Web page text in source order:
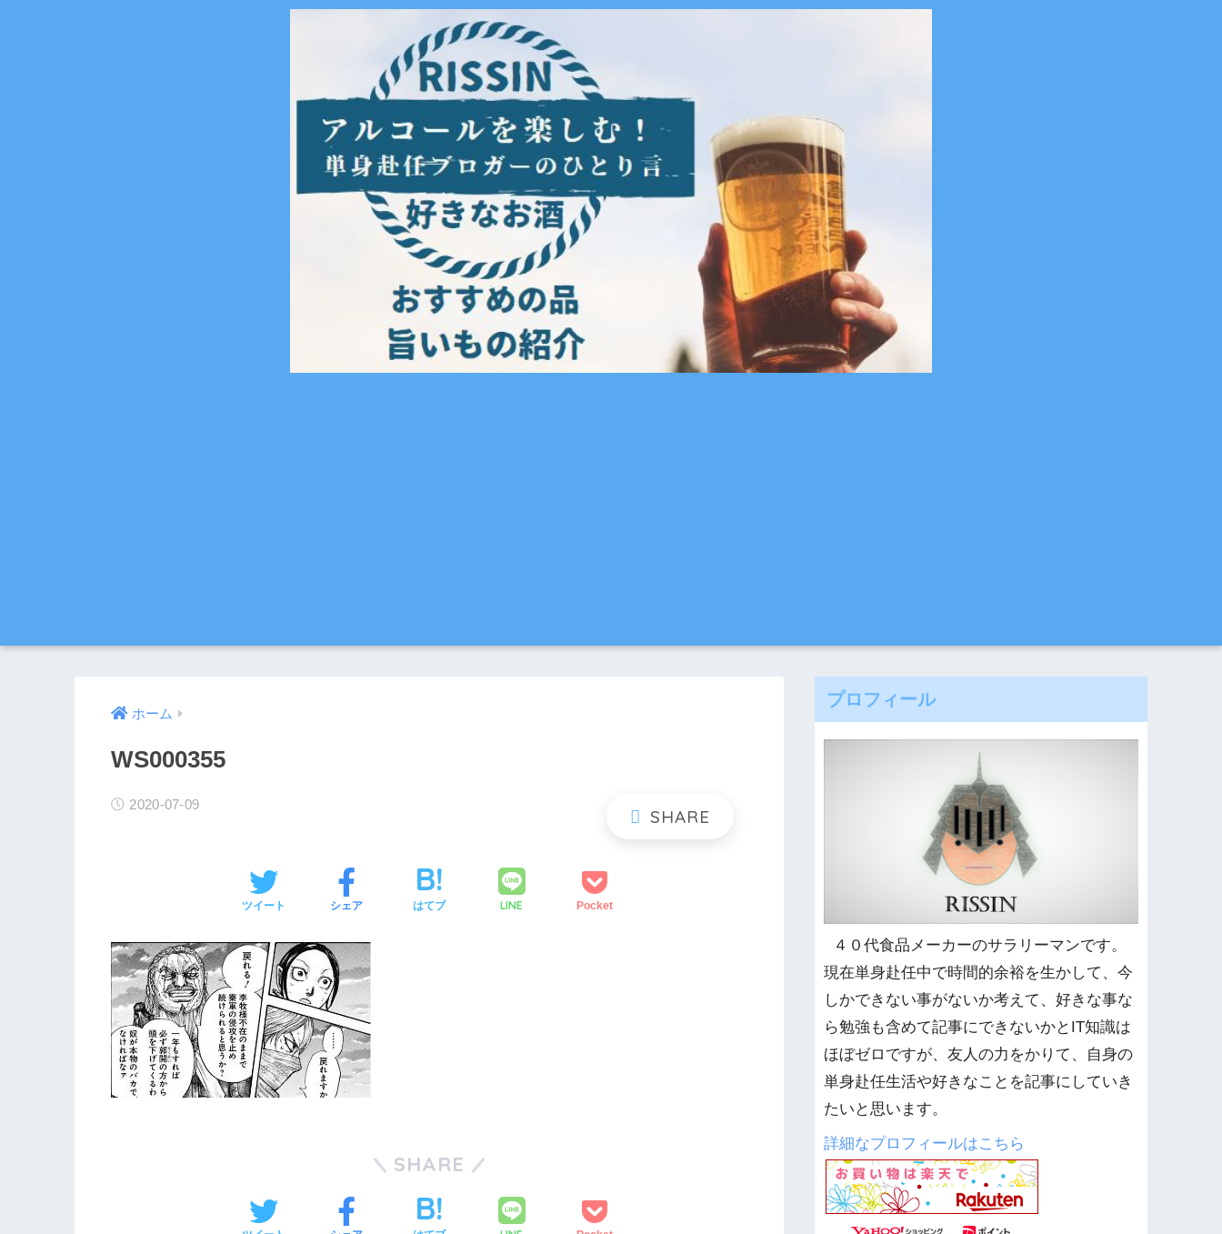
ホーム
WS000355
2020-07-09
ツイート シェア はてブ LINE Pocket
SHARE
プロフィール
４０代食品メーカーのサラリーマンです。
現在単身赴任中で時間的余裕を生かして、今
しかできない事がないか考えて、好きな事な
ら勉強も含めて記事にできないかとIT知識は
ほぼゼロですが、友人の力をかりて、自身の
単身赴任生活や好きなことを記事にしていき
たいと思います。
詳細なプロフィールはこちら